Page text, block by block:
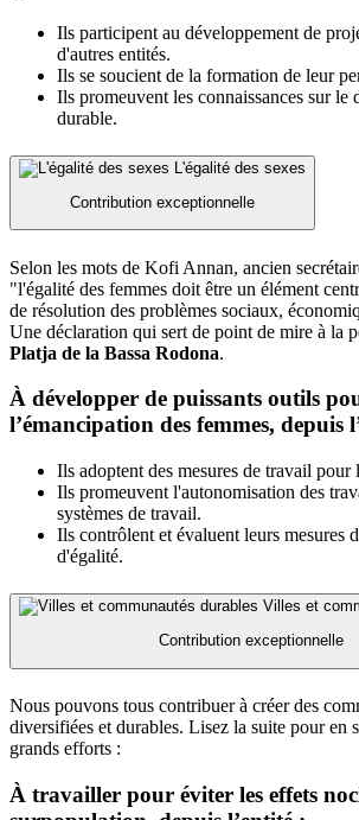
Ils participent au développement de
d'autres entités.
Ils se soucient de la formation de leur
Ils promeuvent les connaissances sur le
durable.
L'égalité des sexes
Contribution exceptionnelle
Selon les mots de Kofi Annan, ancien
"l'égalité des femmes doit être un élément
de résolution des problèmes sociaux,
Une déclaration qui sert de point de mire à la
Platja de la Bassa Rodona.
À développer de puissants outils
l’émancipation des femmes, depuis
Ils adoptent des mesures de travail pour
Ils promeuvent l'autonomisation des
systèmes de travail.
Ils contrôlent et évaluent leurs mesures
d'égalité.
Villes et
Contribution exceptionnelle
Nous pouvons tous contribuer à créer des
diversifiées et durables. Lisez la suite pour en
grands efforts :
À travailler pour éviter les effets